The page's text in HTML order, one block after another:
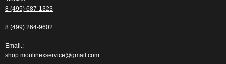
8 (495) 687-1323
8 (499) 264-9602
Email.:
shop.moulinexservice@gmail.com